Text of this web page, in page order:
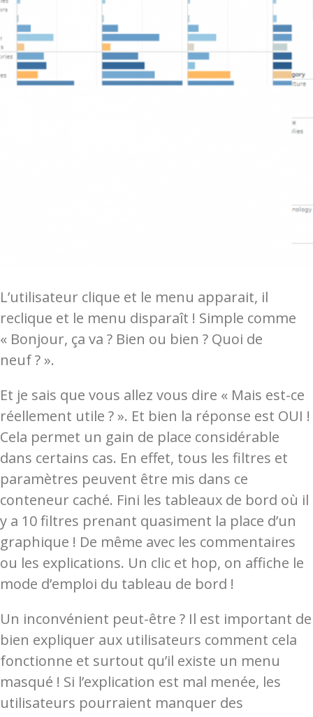
L’utilisateur clique et le menu apparait, il
reclique et le menu disparaît ! Simple comme
« Bonjour, ça va ? Bien ou bien ? Quoi de
neuf ? ».
Et je sais que vous allez vous dire « Mais est-ce
réellement utile ? ». Et bien la réponse est OUI !
Cela permet un gain de place considérable
dans certains cas. En effet, tous les filtres et
paramètres peuvent être mis dans ce
conteneur caché. Fini les tableaux de bord où il
y a 10 filtres prenant quasiment la place d’un
graphique ! De même avec les commentaires
ou les explications. Un clic et hop, on affiche le
mode d’emploi du tableau de bord !
Un inconvénient peut-être ? Il est important de
bien expliquer aux utilisateurs comment cela
fonctionne et surtout qu’il existe un menu
masqué ! Si l’explication est mal menée, les
utilisateurs pourraient manquer des